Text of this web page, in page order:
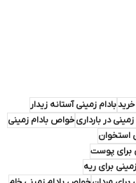
خریدبادام زمینی آستانه زیدار
زمینی در بارداریخواص بادام زمینی
استخوان
برای پوست
برای ریه